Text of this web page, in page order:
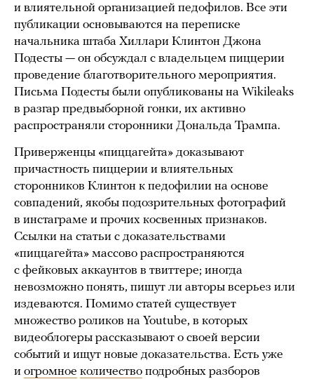
и влиятельной организацией педофилов. Все эти
публикации основываются на переписке
начальника штаба Хиллари Клинтон Джона
Подесты — он обсуждал с владельцем пиццерии
проведение благотворительного мероприятия.
Письма Подесты были опубликованы на Wikileaks
в разгар предвыборной гонки, их активно
распространяли сторонники Дональда Трампа.
Приверженцы «пиццагейта» доказывают
причастность пиццерии и влиятельных
сторонников Клинтон к педофилии на основе
совпадений, якобы подозрительных фотографий
в инстаграме и прочих косвенных признаков.
Ссылки на статьи с доказательствами
«пиццагейта» массово распространяются
с фейковых аккаунтов в твиттере; иногда
невозможно понять, пишут ли авторы всерьез или
издеваются. Помимо статей существует
множество роликов на Youtube, в которых
видеоблогеры рассказывают о своей версии
событий и ищут новые доказательства. Есть уже
и огромное количество подробных разборов